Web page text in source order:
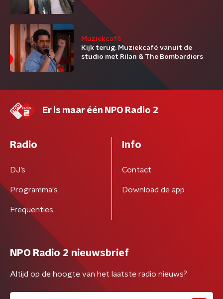
Muziekcafé
Kijk terug: Muziekcafé vanuit de
studio met Rilan & The Bombardiers
Er is maar één NPO Radio 2
Radio
DJ’s
Programma's
Frequenties
Info
Contact
Download de app
NPO Radio 2 nieuwsbrief
Altijd op de hoogte van het laatste radio nieuws?